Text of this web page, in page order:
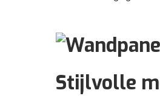
Stijlvolle